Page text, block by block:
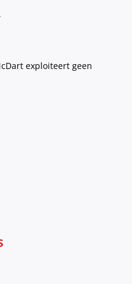
exploiteert geen